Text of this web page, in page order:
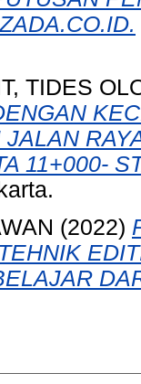
TIDES
11+000-
(2022)